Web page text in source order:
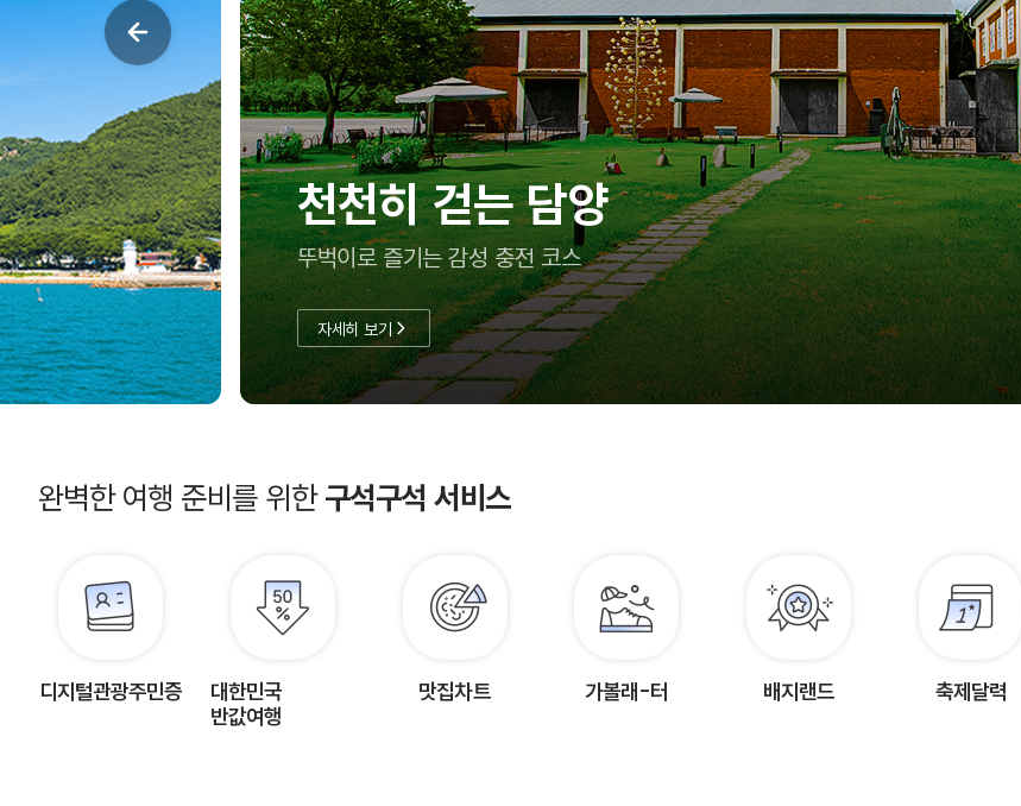
천천히 걷는 담양
뚜벅이로 즐기는 감성 충전 코스
자세히 보기
완벽한 여행 준비를 위한구석구석 서비스
디지털관광주민증
대한민국
반값여행
맛집차트 가볼래-터 배지랜드 축제달력